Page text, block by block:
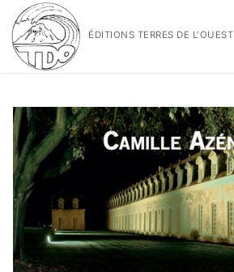
Aller
au
contenu
ÉDITIONS TERRES DE L'OUEST
Rechercher :